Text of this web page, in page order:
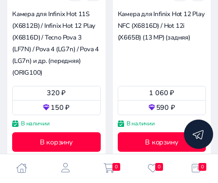
Совместимость
Все производители
Asus
Blackview
Сбросить
Камера для Infinix Hot 11S
(X6812B) / Infinix Hot 12 Play
(X6816D) / Tecno Pova 3
(LF7N) / Pova 4 (LG7n) / Pova 4
(LG7n) и др. (передняя)
(ORIG100)
320 ₽
150 ₽
В наличии
В корзину
Камера для Infinix Hot 12 Play
NFC (X6816D) / Hot 12i
(X665B) (13 MP) (задняя)
1 060 ₽
590 ₽
В наличии
В корзину
0 0 0